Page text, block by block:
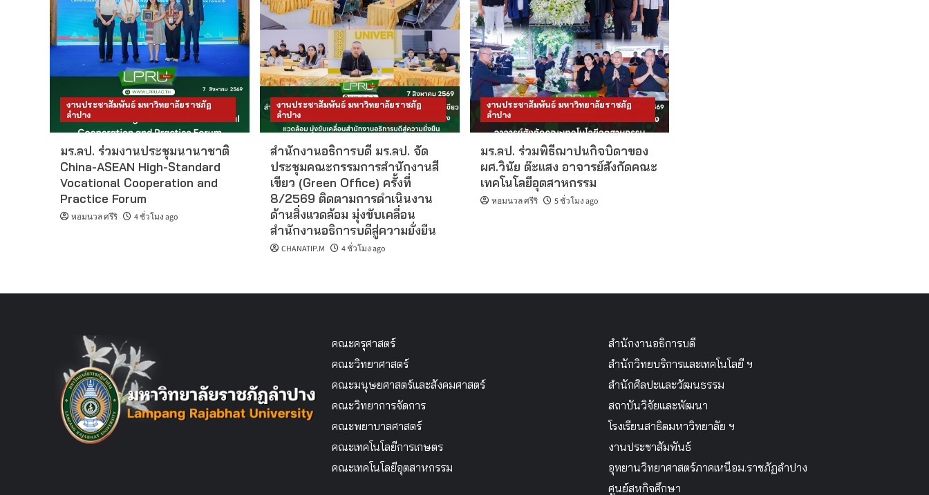
งานประชาสัมพันธ์ มหาวิทยาลัยราชภัฏ
ลำปาง
มร.ลป. ร่วมงานประชุมนานาชาติ
China-ASEAN High-Standard
Vocational Cooperation and
Practice Forum
หอมนวล ศรีริ 4 ชั่วโมง ago
งานประชาสัมพันธ์ มหาวิทยาลัยราชภัฏ
ลำปาง
สำนักงานอธิการบดี มร.ลป. จัด
ประชุมคณะกรรมการสำนักงานสี
เขียว (Green Office) ครั้งที่
8/2569 ติดตามการดำเนินงาน
ด้านสิ่งแวดล้อม มุ่งขับเคลื่อน
สำนักงานอธิการบดีสู่ความยั่งยืน
CHANATIP.M 4 ชั่วโมง ago
งานประชาสัมพันธ์ มหาวิทยาลัยราชภัฏ
ลำปาง
มร.ลป. ร่วมพิธีฌาปนกิจบิดาของ
ผศ.วินัย ต๊ะแสง อาจารย์สังกัดคณะ
เทคโนโลยีอุตสาหกรรม
หอมนวล ศรีริ 5 ชั่วโมง ago
คณะครุศาสตร์
คณะวิทยาศาสตร์
คณะมนุษยศาสตร์และสังคมศาสตร์
คณะวิทยาการจัดการ
คณะพยาบาลศาสตร์
คณะเทคโนโลยีการเกษตร
คณะเทคโนโลยีอุตสาหกรรม
สำนักงานอธิการบดี
สำนักวิทยบริการและเทคโนโลยี ฯ
สำนักศิลปะและวัฒนธรรม
สถาบันวิจัยและพัฒนา
โรงเรียนสาธิตมหาวิทยาลัย ฯ
งานประชาสัมพันธ์
อุทยานวิทยาศาสตร์ภาคเหนือม.ราชภัฏลำปาง
ศูนย์สหกิจศึกษา